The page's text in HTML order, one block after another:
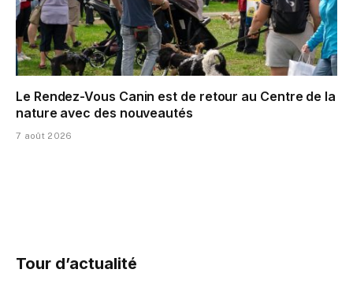
Le Rendez-Vous Canin est de retour au Centre de la
nature avec des nouveautés
7 août 2026
Tour d’actualité